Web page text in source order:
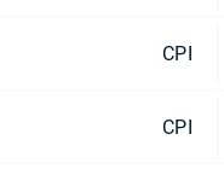
CPI
CPI